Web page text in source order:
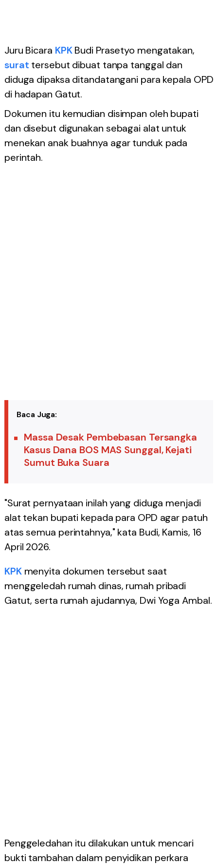
Juru Bicara KPKBudi Prasetyo mengatakan,
surat tersebut dibuat tanpa tanggal dan
diduga dipaksa ditandatangani para kepala OPD
di hadapan Gatut.
Dokumen itu kemudian disimpan oleh bupati
dan disebut digunakan sebagai alat untuk
menekan anak buahnya agar tunduk pada
perintah.
Baca Juga:
Massa Desak Pembebasan Tersangka
Kasus Dana BOS MAS Sunggal, Kejati
Sumut Buka Suara
"Surat pernyataan inilah yang diduga menjadi
alat tekan bupati kepada para OPD agar patuh
atas semua perintahnya," kata Budi, Kamis, 16
April 2026.
KPKmenyita dokumen tersebut saat
menggeledah rumah dinas, rumah pribadi
Gatut, serta rumah ajudannya, Dwi Yoga Ambal.
Penggeledahan itu dilakukan untuk mencari
bukti tambahan dalam penyidikan perkara